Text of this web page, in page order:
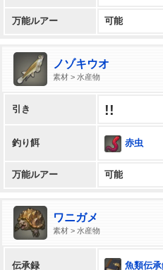
万能ルアー 可能
ノゾキウオ
素材 > 水産物
引き !!
釣り餌 赤虫
万能ルアー 可能
ワニガメ
素材 > 水産物
伝承録 魚類伝